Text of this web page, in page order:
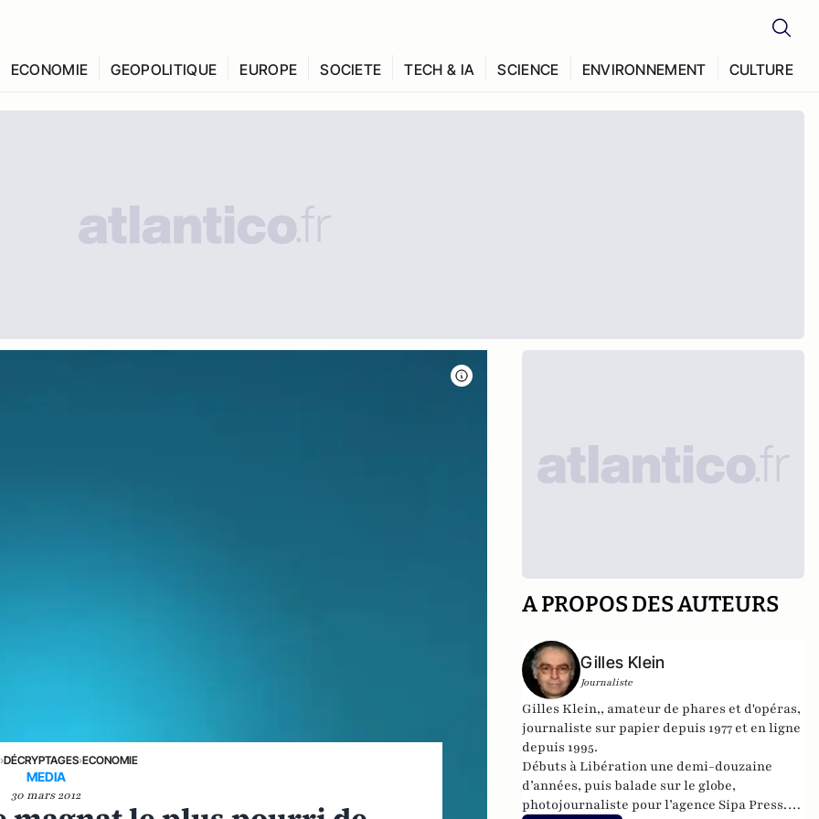
ECONOMIE GEOPOLITIQUE EUROPE SOCIETE TECH & IA SCIENCE ENVIRONNEMENT CULTURE
›DÉCRYPTAGES›ECONOMIE
MEDIA
30 mars 2012
A PROPOS DES AUTEURS
Gilles Klein
Journaliste
Gilles Klein,, amateur de phares et d'opéras,
journaliste sur papier depuis 1977 et en ligne
depuis 1995.
Débuts à Libération une demi-douzaine
d’années, puis balade sur le globe,
photojournaliste pour l’agence Sipa Press.